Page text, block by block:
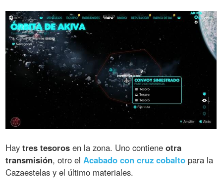
Haytres tesoros en la zona. Uno contieneotra
transmisión, otro elAcabado con cruz cobalto para la
Cazaestelas y el último materiales.